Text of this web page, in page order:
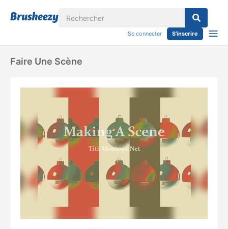
Se connecter S'inscrire
Faire Une Scène